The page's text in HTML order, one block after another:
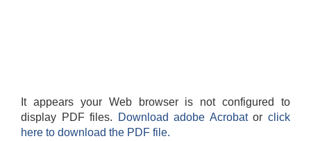
It appears your Web browser is not configured to
display PDF files.
Download adobe Acrobatorclick
here to download the PDF file.